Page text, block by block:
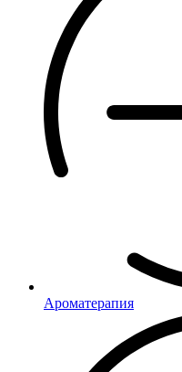
Ароматерапия